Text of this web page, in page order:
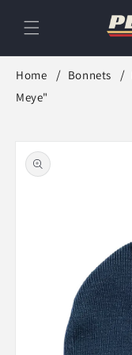
passer
au
Home Bonnets
Meye"
informations
produits